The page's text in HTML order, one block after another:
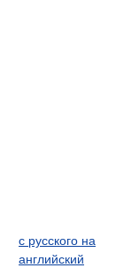
с русского на
английский